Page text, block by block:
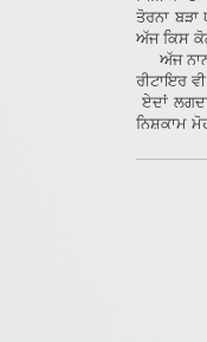
ਤੋਰਨਾ
ਅੱਜ ਕਿਸ
ਅੱਜ
ਰੀਟਾਇਰ
ਏਦਾਂ
ਨਿਸ਼ਕਾਮ